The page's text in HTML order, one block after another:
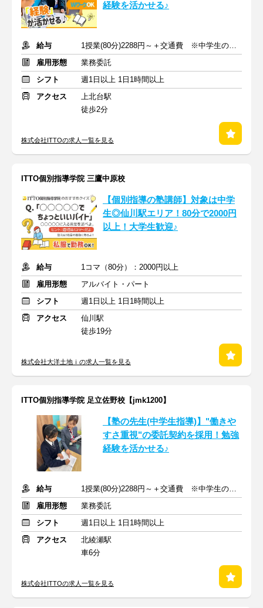
経験を活かせる♪
給与
1授業(80分)2288円～＋交通費 ※中学生の場合
雇用形態
業務委託
シフト
週1日以上 1日1時間以上
アクセス
上北台駅
徒歩2分
株式会社ITTOの求人一覧を見る
ITTO個別指導学院 三鷹中原校
【個別指導の塾講師】対象は中学
生◎仙川駅エリア！80分で2000円
以上！大学生歓迎♪
給与
1コマ（80分）：2000円以上
雇用形態
アルバイト・パート
シフト
週1日以上 1日1時間以上
アクセス
仙川駅
徒歩19分
株式会社大洋土地ｉの求人一覧を見る
ITTO個別指導学院 足立佐野校【jmk1200】
【塾の先生(中学生指導)】"働きや
すさ重視"の委託契約を採用！勉強
経験を活かせる♪
給与
1授業(80分)2288円～＋交通費 ※中学生の場合
雇用形態
業務委託
シフト
週1日以上 1日1時間以上
アクセス
北綾瀬駅
車6分
株式会社ITTOの求人一覧を見る